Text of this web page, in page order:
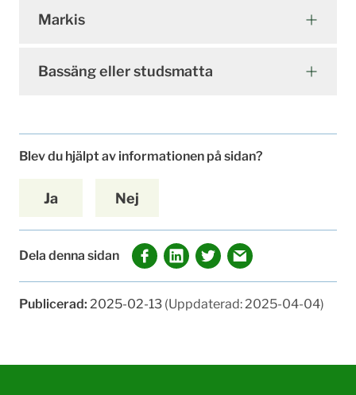
Markis
Bassäng eller studsmatta
Blev du hjälpt av informationen på sidan?
Ja Nej
Dela denna sidan
Publicerad: 2025-02-13 (Uppdaterad: 2025-04-04)